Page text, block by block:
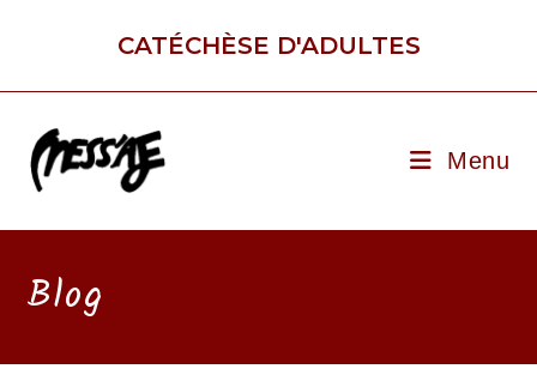
CATÉCHÈSE D'ADULTES
Menu
Blog